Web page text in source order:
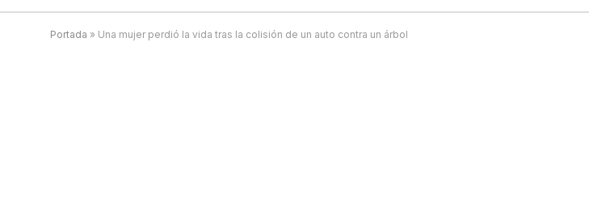
Portada » Una mujer perdió la vida tras la colisión de un auto contra un árbol